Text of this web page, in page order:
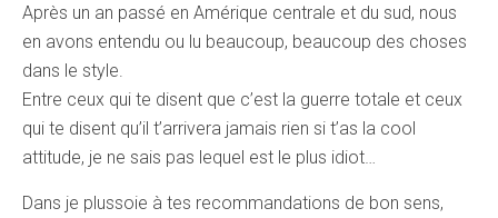
Après un an passé en Amérique centrale et du sud, nous
en avons entendu ou lu beaucoup, beaucoup des choses
dans le style.
Entre ceux qui te disent que c’est la guerre totale et ceux
qui te disent qu’il t’arrivera jamais rien si t’as la cool
attitude, je ne sais pas lequel est le plus idiot…
Dans je plussoie à tes recommandations de bon sens,